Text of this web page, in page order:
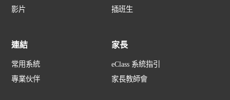
影片
插班生
連結
常用系統
專業伙伴
家長
eClass 系統指引
家長教師會